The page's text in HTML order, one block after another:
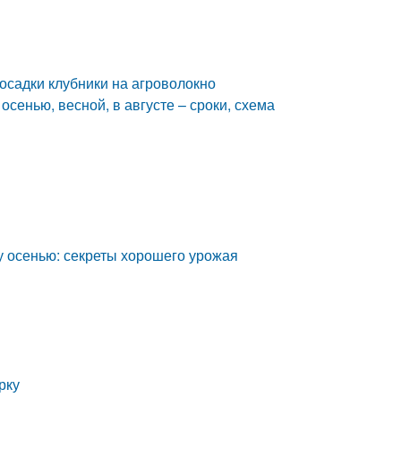
клубники на агроволокно
весной, в августе – сроки, схема
осенью: секреты хорошего урожая